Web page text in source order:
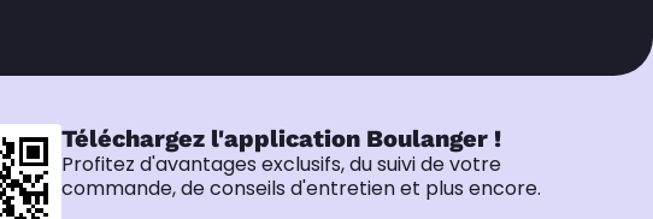
Téléchargez l'application Boulanger !
Profitez d'avantages exclusifs, du suivi de votre
commande, de conseils d'entretien et plus encore.